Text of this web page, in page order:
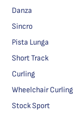
Danza
Sincro
Pista Lunga
Short Track
Curling
Wheelchair Curling
Stock Sport